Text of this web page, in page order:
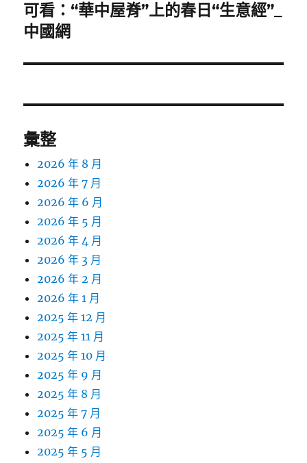
一
篇
章:
可看：“華中屋脊”上的春日“生意經”_
中國網
彙整
2026 年 8 月
2026 年 7 月
2026 年 6 月
2026 年 5 月
2026 年 4 月
2026 年 3 月
2026 年 2 月
2026 年 1 月
2025 年 12 月
2025 年 11 月
2025 年 10 月
2025 年 9 月
2025 年 8 月
2025 年 7 月
2025 年 6 月
2025 年 5 月